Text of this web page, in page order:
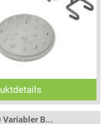
Variabler B...